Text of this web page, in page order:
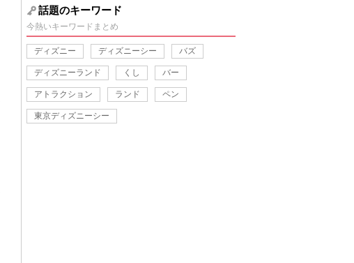
話題のキーワード
今熱いキーワードまとめ
ディズニー ディズニーシー バズ
ディズニーランド くし バー
アトラクション ランド ペン
東京ディズニーシー